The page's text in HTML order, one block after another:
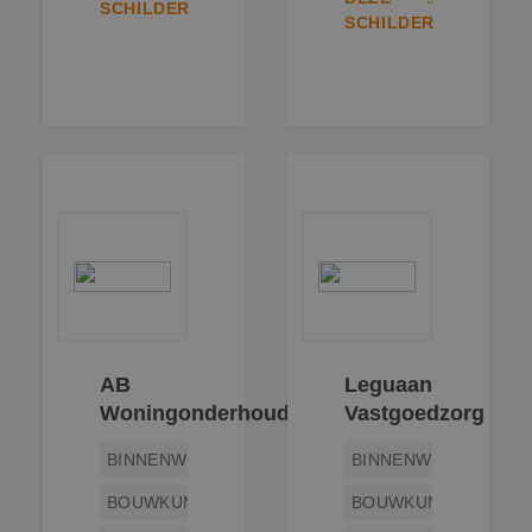
SCHILDER
SCHILDER
AB
Woningonderhoud
BINNENWERK
BOUWKUNDIG
Leguaan
Vastgoedzorg
BINNENWERK
BOUWKUNDIG